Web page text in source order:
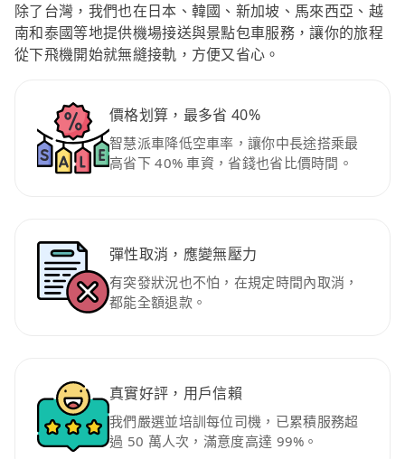
除了台灣，我們也在日本、韓國、新加坡、馬來西亞、越
南和泰國等地提供機場接送與景點包車服務，讓你的旅程
從下飛機開始就無縫接軌，方便又省心。
價格划算，最多省 40%
智慧派車降低空車率，讓你中長途搭乘最
高省下 40% 車資，省錢也省比價時間。
彈性取消，應變無壓力
有突發狀況也不怕，在規定時間內取消，
都能全額退款。
真實好評，用戶信賴
我們嚴選並培訓每位司機，已累積服務超
過 50 萬人次，滿意度高達 99%。